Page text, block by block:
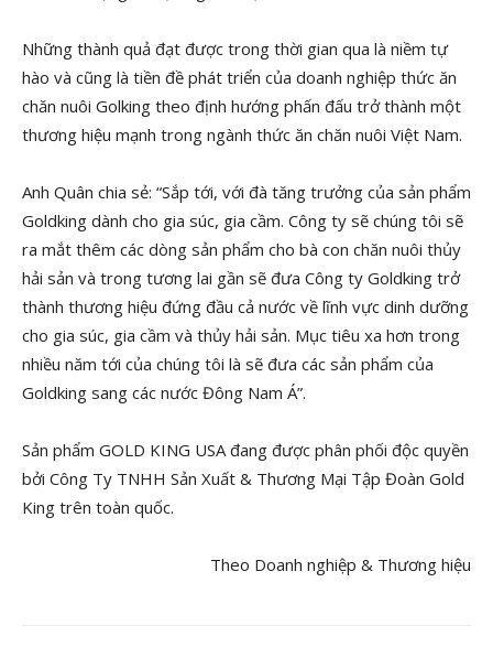
Những thành quả đạt được trong thời gian qua là niềm tự
hào và cũng là tiền đề phát triển của doanh nghiệp thức ăn
chăn nuôi Golking theo định hướng phấn đấu trở thành một
thương hiệu mạnh trong ngành thức ăn chăn nuôi Việt Nam.
Anh Quân chia sẻ: “Sắp tới, với đà tăng trưởng của sản phẩm
Goldking dành cho gia súc, gia cầm. Công ty sẽ chúng tôi sẽ
ra mắt thêm các dòng sản phẩm cho bà con chăn nuôi thủy
hải sản và trong tương lai gần sẽ đưa Công ty Goldking trở
thành thương hiệu đứng đầu cả nước về lĩnh vực dinh dưỡng
cho gia súc, gia cầm và thủy hải sản. Mục tiêu xa hơn trong
nhiều năm tới của chúng tôi là sẽ đưa các sản phẩm của
Goldking sang các nước Đông Nam Á”.
Sản phẩm GOLD KING USA đang được phân phối độc quyền
bởi Công Ty TNHH Sản Xuất & Thương Mại Tập Đoàn Gold
King trên toàn quốc.
Theo Doanh nghiệp & Thương hiệu